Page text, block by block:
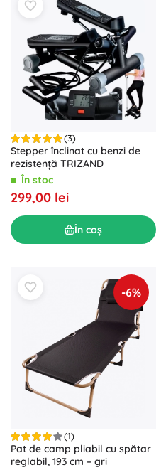
(3)
Stepper înclinat cu benzi de
rezistență TRIZAND
În stoc
299,00 lei
În coș
-6%
(1)
Pat de camp pliabil cu spătar
reglabil, 193 cm – gri